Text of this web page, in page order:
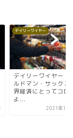
デイリーワイヤー
デイリーワイヤー「
ルドマン・サックス
界経済にとってコロ
よ...
2021年11